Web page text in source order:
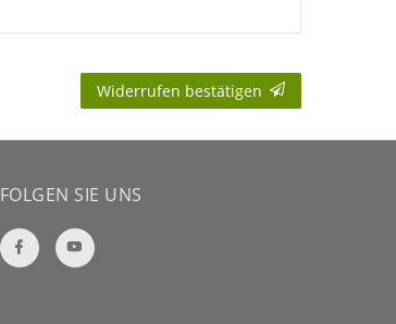
Widerrufen bestätigen
FOLGEN SIE UNS